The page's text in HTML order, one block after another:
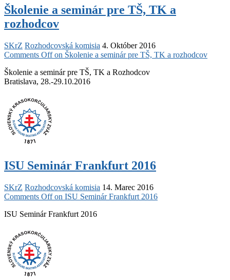
Školenie a seminár pre TŠ, TK a
rozhodcov
SKrZ Rozhodcovská komisia 4. Október 2016
Comments Offon Školenie a seminár pre TŠ, TK a rozhodcov
Školenie a seminár pre TŠ, TK a Rozhodcov
Bratislava, 28.-29.10.2016
ISU Seminár Frankfurt 2016
SKrZ Rozhodcovská komisia 14. Marec 2016
Comments Offon ISU Seminár Frankfurt 2016
ISU Seminár Frankfurt 2016